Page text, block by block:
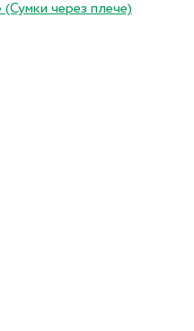
через плече)